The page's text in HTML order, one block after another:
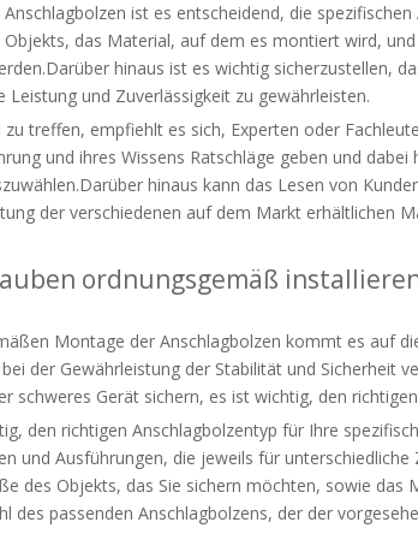
ist es entscheidend, die
das Material, auf dem es montiert wird,
hinaus ist es wichtig sicherzustellen,
Leistung und Zuverlässigkeit zu gewährleisten.
treffen, empfiehlt es sich, Experten oder
und ihres Wissens Ratschläge geben und
hinaus kann das Lesen von
der verschiedenen auf dem Markt erhältlichen
ordnungsgemäß
Montage der Anschlagbolzen kommt es auf
der Gewährleistung der Stabilität und Sicherheit
schweres Gerät sichern, es ist wichtig, den
den richtigen Anschlagbolzentyp für Ihre
und Ausführungen, die jeweils für
des Objekts, das Sie sichern möchten, sowie
des passenden Anschlagbolzens, der der